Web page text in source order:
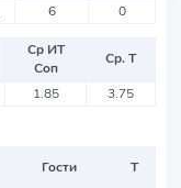
6 0
Ср ИТ
Соп
Ср. Т
1.85 3.75
Гости Т